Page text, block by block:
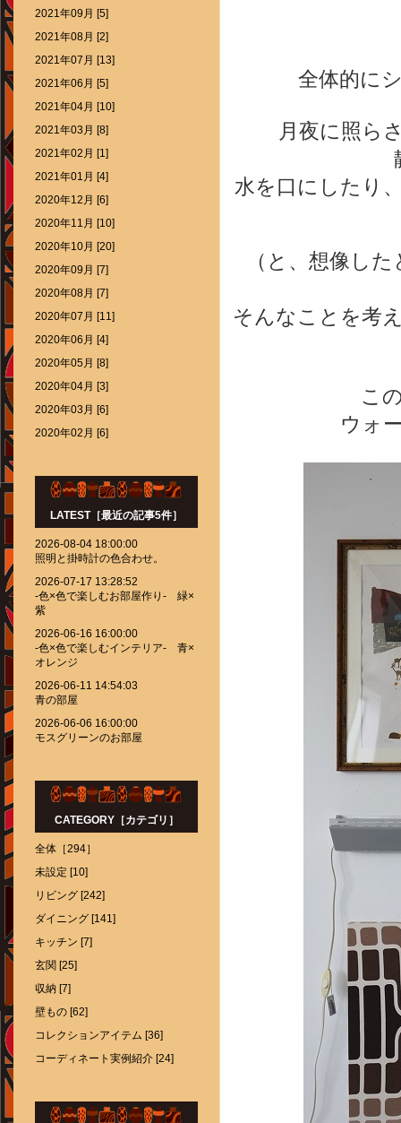
全体的に
月夜に照ら
水を口にしたり
（と、想像し
そんなことを考
こ
ウォ
2021年09月 [5]
2021年08月 [2]
2021年07月 [13]
2021年06月 [5]
2021年04月 [10]
2021年03月 [8]
2021年02月 [1]
2021年01月 [4]
2020年12月 [6]
2020年11月 [10]
2020年10月 [20]
2020年09月 [7]
2020年08月 [7]
2020年07月 [11]
2020年06月 [4]
2020年05月 [8]
2020年04月 [3]
2020年03月 [6]
2020年02月 [6]
LATEST［最近の記事5件］
2026-08-04 18:00:00
照明と掛時計の色合わせ。
2026-07-17 13:28:52
-色×色で楽しむお部屋作り- 緑×
紫
2026-06-16 16:00:00
-色×色で楽しむインテリア- 青×
オレンジ
2026-06-11 14:54:03
青の部屋
2026-06-06 16:00:00
モスグリーンのお部屋
CATEGORY［カテゴリ］
全体［294］
未設定 [10]
リビング [242]
ダイニング [141]
キッチン [7]
玄関 [25]
収納 [7]
壁もの [62]
コレクションアイテム [36]
コーディネート実例紹介 [24]